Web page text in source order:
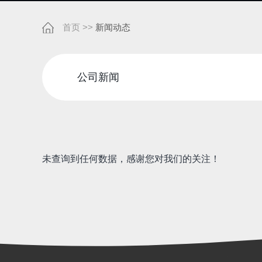
首页 >> 新闻动态
公司新闻
未查询到任何数据，感谢您对我们的关注！